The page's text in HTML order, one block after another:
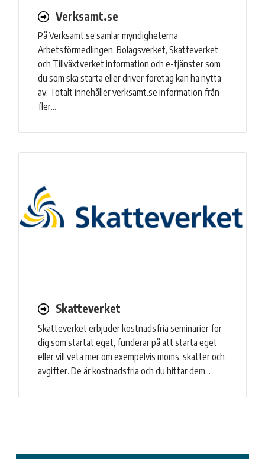
Verksamt.se
På Verksamt.se samlar myndigheterna
Arbetsförmedlingen, Bolagsverket, Skatteverket
och Tillväxtverket information och e-tjänster som
du som ska starta eller driver företag kan ha nytta
av. Totalt innehåller verksamt.se information från
fler…
Skatteverket
Skatteverket erbjuder kostnadsfria seminarier för
dig som startat eget, funderar på att starta eget
eller vill veta mer om exempelvis moms, skatter och
avgifter. De är kostnadsfria och du hittar dem…